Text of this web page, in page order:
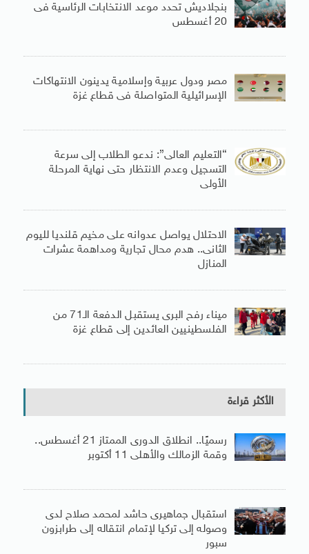
بنجلاديش تحدد موعد الانتخابات الرئاسية فى
20 أغسطس
مصر ودول عربية وإسلامية يدينون الانتهاكات
الإسرائيلية المتواصلة فى قطاع غزة
“التعليم العالى”: ندعو الطلاب إلى سرعة
التسجيل وعدم الانتظار حتى نهاية المرحلة
الأولى
الاحتلال يواصل عدوانه على مخيم قلنديا لليوم
الثانى.. هدم محال تجارية ومداهمة عشرات
المنازل
ميناء رفح البرى يستقبل الدفعة الـ71 من
الفلسطينيين العائدين إلى قطاع غزة
الأكثر قراءة
رسميًا.. انطلاق الدورى الممتاز 21 أغسطس..
وقمة الزمالك والأهلى 11 أكتوبر
استقبال جماهيرى حاشد لمحمد صلاح لدى
وصوله إلى تركيا لإتمام انتقاله إلى طرابزون
سبور